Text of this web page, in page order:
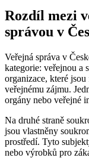
Rozdíl mezi
správou v
Veřejná správa v
kategorie: veřejnou a
organizace, které
veřejnému zájmu.
orgány nebo veřejné
Na druhé straně
jsou vlastněny
prostředí. Tyto
nebo výrobků pro